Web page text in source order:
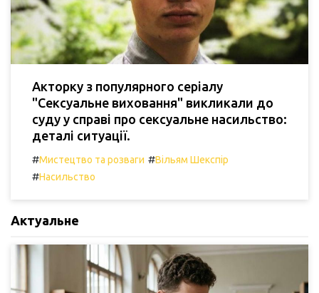
Акторку з популярного серіалу
"Сексуальне виховання" викликали до
суду у справі про сексуальне насильство:
деталі ситуації.
#Мистецтво та розваги #Вільям Шекспір
#Насильство
Актуальне